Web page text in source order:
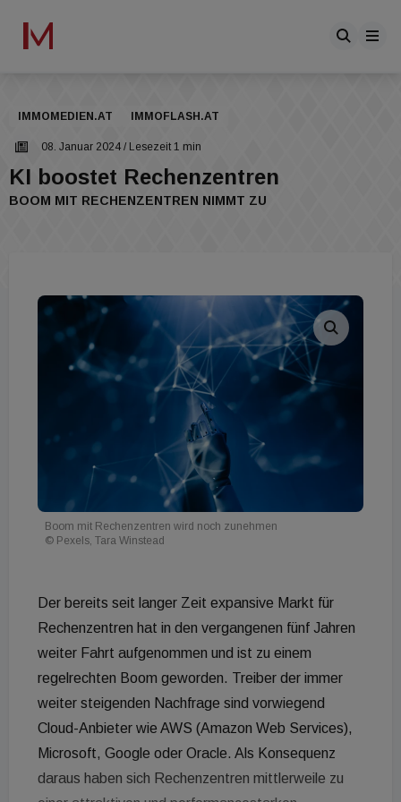
IMMOMEDIEN.AT IMMOFLASH.AT
08. Januar 2024 / Lesezeit 1 min
KI boostet Rechenzentren
BOOM MIT RECHENZENTREN NIMMT ZU
Boom mit Rechenzentren wird noch zunehmen
© Pexels, Tara Winstead
Der bereits seit langer Zeit expansive Markt für
Rechenzentren hat in den vergangenen fünf Jahren
weiter Fahrt aufgenommen und ist zu einem
regelrechten Boom geworden. Treiber der immer
weiter steigenden Nachfrage sind vorwiegend
Cloud-Anbieter wie AWS (Amazon Web Services),
Microsoft, Google oder Oracle. Als Konsequenz
daraus haben sich Rechenzentren mittlerweile zu